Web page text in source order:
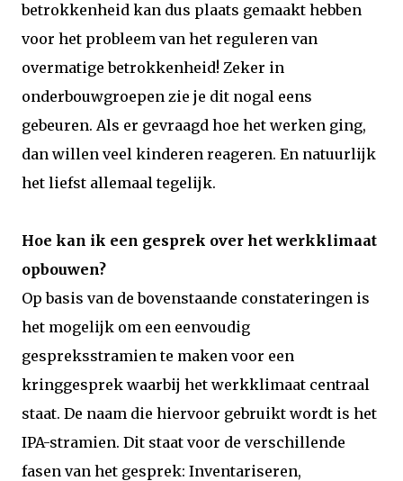
betrokkenheid kan dus plaats gemaakt hebben
voor het probleem van het reguleren van
overmatige betrokkenheid! Zeker in
onderbouwgroepen zie je dit nogal eens
gebeuren. Als er gevraagd hoe het werken ging,
dan willen veel kinderen reageren. En natuurlijk
het liefst allemaal tegelijk.
Hoe kan ik een gesprek over het werkklimaat
opbouwen?
Op basis van de bovenstaande constateringen is
het mogelijk om een eenvoudig
gespreksstramien te maken voor een
kringgesprek waarbij het werkklimaat centraal
staat. De naam die hiervoor gebruikt wordt is het
IPA-stramien. Dit staat voor de verschillende
fasen van het gesprek: Inventariseren,